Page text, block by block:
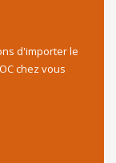
d'importer le
chez vous